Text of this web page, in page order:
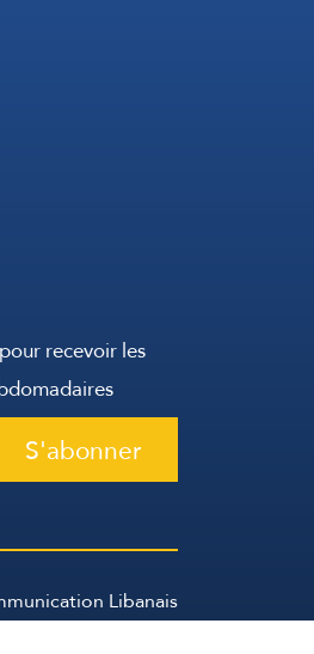
recevoir les
S'abonner
Libanais
2026